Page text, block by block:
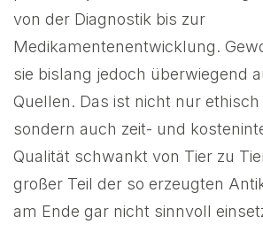
von der Diagnostik bis zur
Medikamentenentwicklung.
sie bislang jedoch überwiegend
Quellen. Das ist nicht nur
sondern auch zeit- und
Qualität schwankt von Tier zu
großer Teil der so erzeugten
am Ende gar nicht sinnvoll